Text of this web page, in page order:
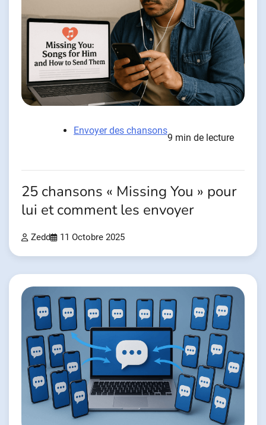
Envoyer des chansons
9 min de lecture
25 chansons « Missing You » pour
lui et comment les envoyer
Zedd 11 Octobre 2025